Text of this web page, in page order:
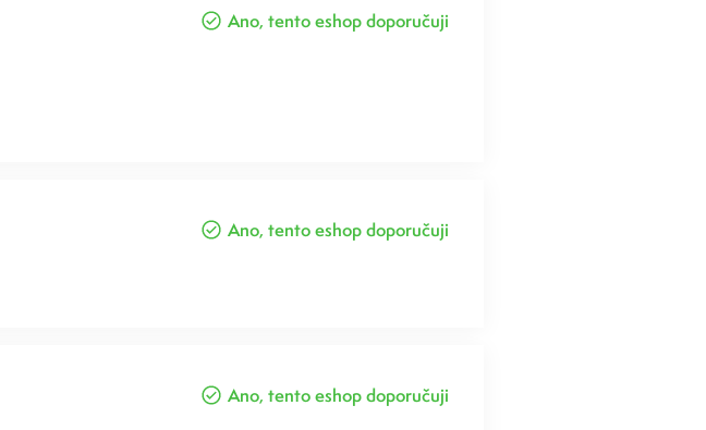
Ano, tento eshop doporučuji
Ano, tento eshop doporučuji
Ano, tento eshop doporučuji